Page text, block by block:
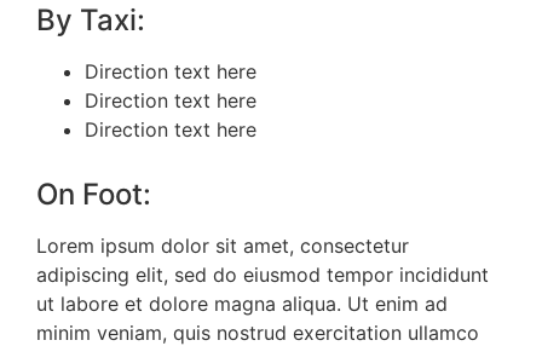
By Taxi:
Direction text here
Direction text here
Direction text here
On Foot:
Lorem ipsum dolor sit amet, consectetur
adipiscing elit, sed do eiusmod tempor incididunt
ut labore et dolore magna aliqua. Ut enim ad
minim veniam, quis nostrud exercitation ullamco